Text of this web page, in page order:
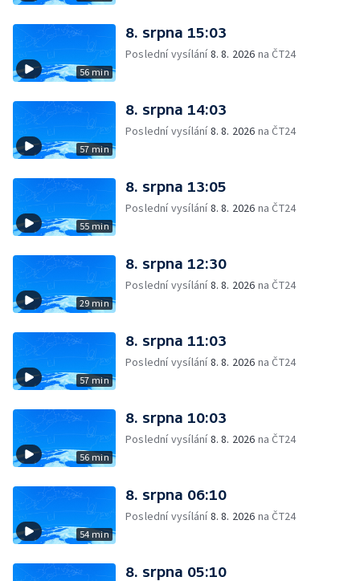
56 min
8. srpna 15:03
Poslední vysílání8. 8. 2026 na ČT24
57 min
8. srpna 14:03
Poslední vysílání8. 8. 2026 na ČT24
55 min
8. srpna 13:05
Poslední vysílání8. 8. 2026 na ČT24
29 min
8. srpna 12:30
Poslední vysílání8. 8. 2026 na ČT24
57 min
8. srpna 11:03
Poslední vysílání8. 8. 2026 na ČT24
56 min
8. srpna 10:03
Poslední vysílání8. 8. 2026 na ČT24
54 min
8. srpna 06:10
Poslední vysílání8. 8. 2026 na ČT24
8. srpna 05:10